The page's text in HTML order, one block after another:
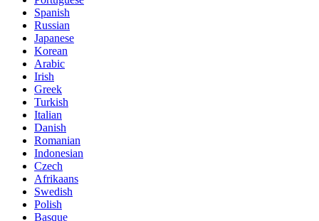
Spanish
Russian
Japanese
Korean
Arabic
Irish
Greek
Turkish
Italian
Danish
Romanian
Indonesian
Czech
Afrikaans
Swedish
Polish
Basque